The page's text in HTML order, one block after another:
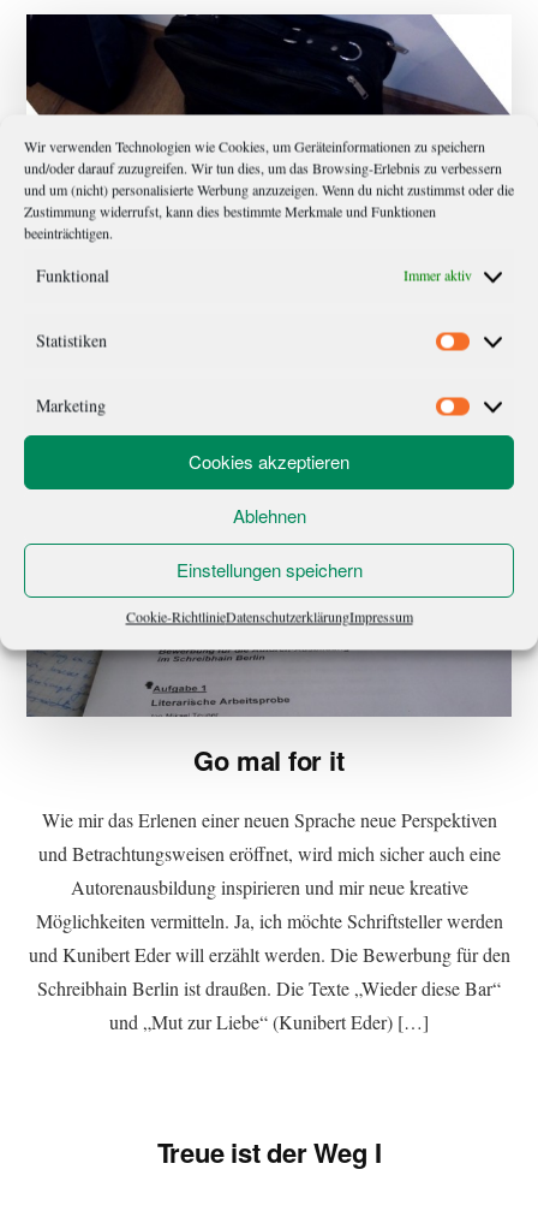
Wir verwenden Technologien wie Cookies, um Geräteinformationen zu speichern
und/oder darauf zuzugreifen. Wir tun dies, um das Browsing-Erlebnis zu verbessern
und um (nicht) personalisierte Werbung anzuzeigen. Wenn du nicht zustimmst oder die
Zustimmung widerrufst, kann dies bestimmte Merkmale und Funktionen
beeinträchtigen.
Funktional Immer aktiv
Statistiken
Marketing
Cookies akzeptieren
Ablehnen
Einstellungen speichern
Cookie-RichtlinieDatenschutzerklärungImpressum
„Entschuldigung, ich bin Arzt…“
Mai aus diversen Gründen etwas gehakt hatte. Manchmal hilft
einfach die monatliche Reise nach Berlin, um neue Inspiration
aufzuschnappen und mit positiven Feedback im Gepäck wieder
durchzustarten. Es wurde also erfolgreich Hand aufgelegt auf
[…]
Go mal for it
Wie mir das Erlenen einer neuen Sprache neue Perspektiven
und Betrachtungsweisen eröffnet, wird mich sicher auch eine
Autorenausbildung inspirieren und mir neue kreative
Möglichkeiten vermitteln. Ja, ich möchte Schriftsteller werden
und Kunibert Eder will erzählt werden. Die Bewerbung für den
Schreibhain Berlin ist draußen. Die Texte „Wieder diese Bar“
und „Mut zur Liebe“ (Kunibert Eder) […]
Treue ist der Weg I